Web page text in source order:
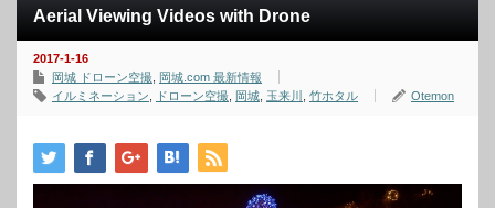
Aerial Viewing Videos with Drone
2017-1-16
岡城 ドローン空撮
岡城.com 最新情報
イルミネーション
ドローン空撮 岡城 玉来川 竹ホタル Otemon